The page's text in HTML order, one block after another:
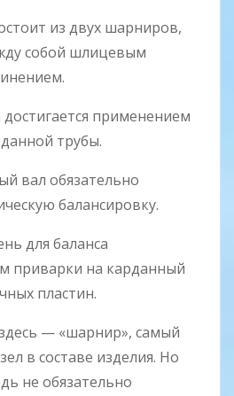
из двух шарниров,
собой шлицевым
применением
трубы.
вал обязательно
балансировку.
для баланса
приварки на карданный
пластин.
— «шарнир», самый
в составе изделия. Но
не обязательно